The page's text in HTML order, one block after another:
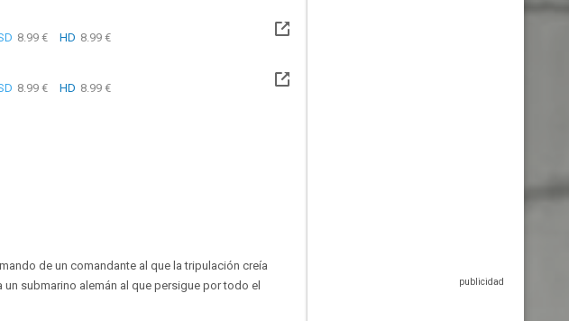
8.99 € HD 8.99 €
8.99 € HD 8.99 €
de un comandante al que la tripulación creía
submarino alemán al que persigue por todo el